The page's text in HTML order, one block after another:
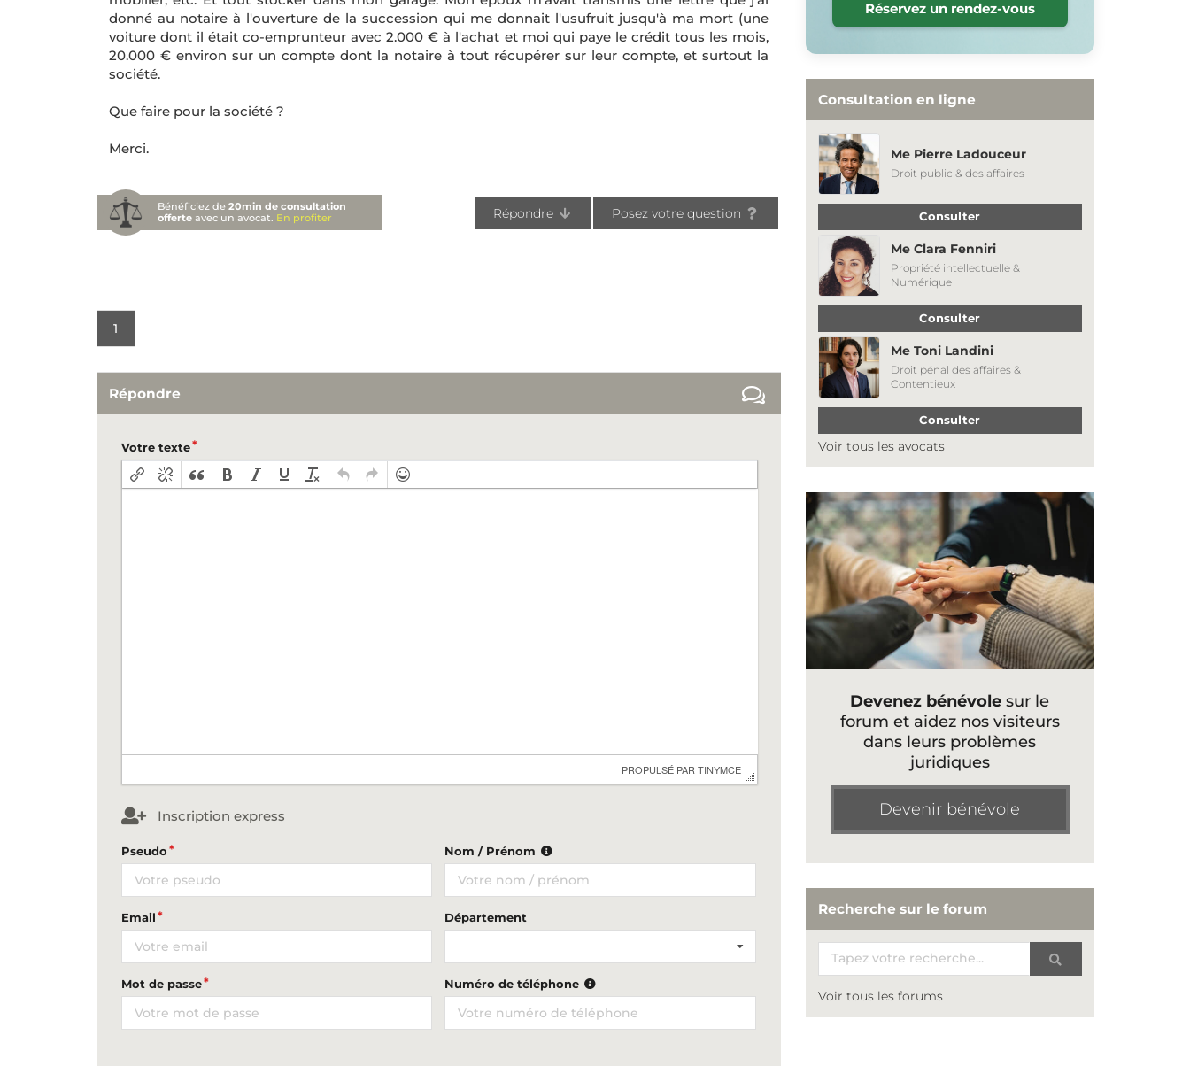
donné au notaire à l'ouverture de la succession qui me donnait l'usufruit jusqu'à ma mort (une
voiture dont il était co-emprunteur avec 2.000 € à l'achat et moi qui paye le crédit tous les mois,
20.000 € environ sur un compte dont la notaire à tout récupérer sur leur compte, et surtout la
société.
Que faire pour la société ?
Merci.
Bénéficiez de20min de consultation
offerte avec un avocat. En profiter Répondre Posez votre question
1
Répondre
Votre texte
PROPULSÉ PAR TINYMCE
Inscription express
Pseudo Nom / Prénom
Email Département
Mot de passe Numéro de téléphone
Réservez un rendez-vous
Consultation en ligne
Me Pierre Ladouceur
Droit public & des affaires
Consulter
Me Clara Fenniri
Propriété intellectuelle &
Numérique
Consulter
Me Toni Landini
Droit pénal des affaires &
Contentieux
Consulter
Voir tous les avocats
Devenez bénévole sur le
forum et aidez nos visiteurs
dans leurs problèmes
juridiques
Devenir bénévole
Recherche sur le forum
Voir tous les forums